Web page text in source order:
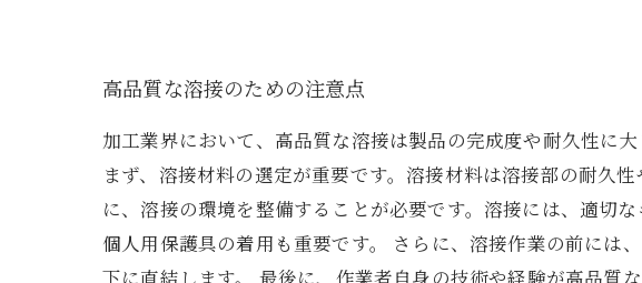
高品質な溶接のための注意点
加工業界において、高品質な溶接は製品の完成度や耐久性に
まず、溶接材料の選定が重要です。溶接材料は溶接部の耐久
に、溶接の環境を整備することが必要です。溶接には、適切
個人用保護具の着用も重要です。 さらに、溶接作業の前には
下に直結します。 最後に、作業者自身の技術や経験が高品質